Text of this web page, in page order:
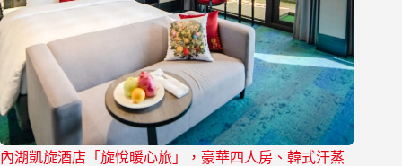
內湖凱旋酒店「旋悅暖心旅」，豪華四人房、韓式汗蒸